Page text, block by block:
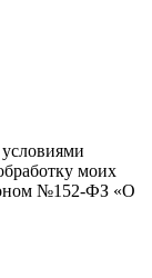
моих
№152-ФЗ «О